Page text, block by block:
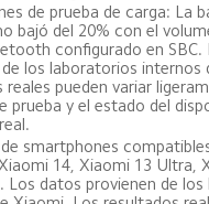
de prueba de carga: La
bajó del 20% con el
configurado en SBC.
los laboratorios internos
reales pueden variar
prueba y el estado del
smartphones
14, Xiaomi 13 Ultra,
Los datos provienen de